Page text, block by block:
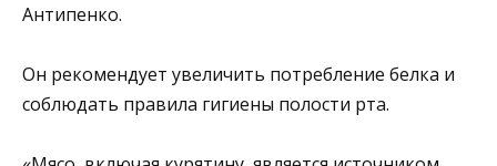
Антипенко.
Он рекомендует увеличить потребление белка и
соблюдать правила гигиены полости рта.